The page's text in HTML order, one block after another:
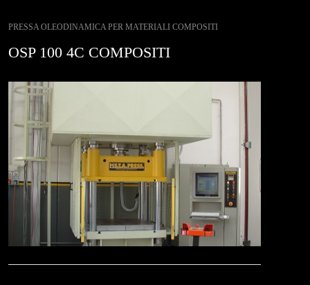
Dove siamo
Contatti
PRESSA OLEODINAMICA PER MATERIALI COMPOSITI
OSP 100 4C COMPOSITI